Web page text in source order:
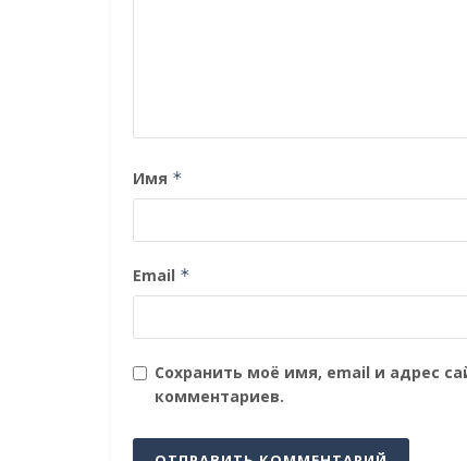
Имя *
Email *
Сохранить моё имя, email и адрес
комментариев.